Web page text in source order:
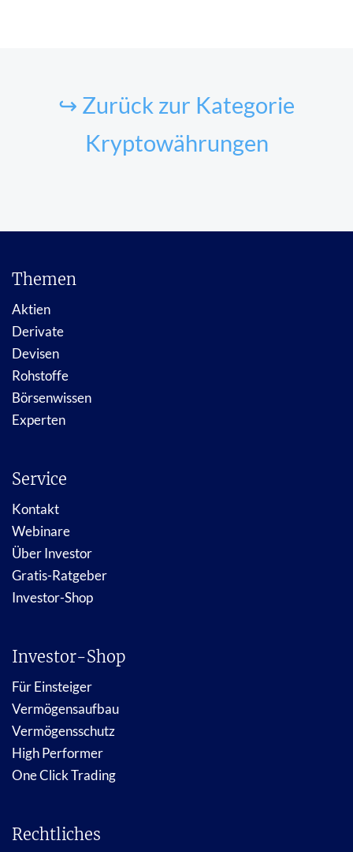
↪ Zurück zur Kategorie
Kryptowährungen
Themen
Aktien
Derivate
Devisen
Rohstoffe
Börsenwissen
Experten
Service
Kontakt
Webinare
Über Investor
Gratis-Ratgeber
Investor-Shop
Investor-Shop
Für Einsteiger
Vermögensaufbau
Vermögensschutz
High Performer
One Click Trading
Rechtliches